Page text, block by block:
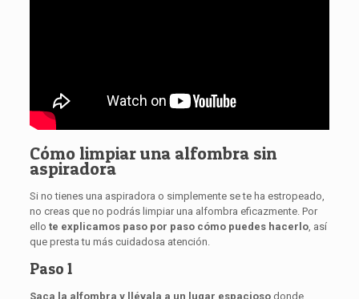
Cómo limpiar una alfombra sin
aspiradora
Si no tienes una aspiradora o simplemente se te ha estropeado,
no creas que no podrás limpiar una alfombra eficazmente. Por
ello te explicamos paso por paso cómo puedes hacerlo, así
que presta tu más cuidadosa atención.
Paso 1
Saca la alfombra y llévala a un lugar espaciosodonde